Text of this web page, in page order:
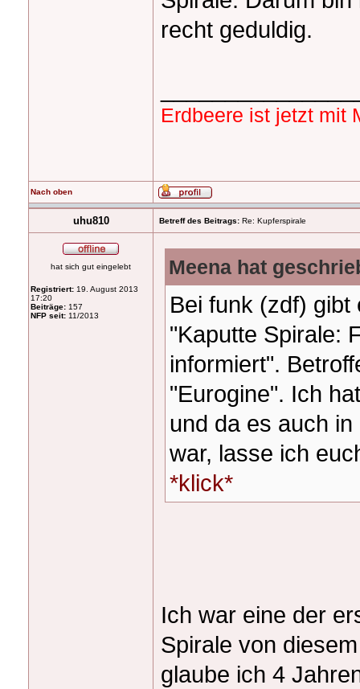
recht geduldig.
Erdbeere ist jetzt mit
Nach oben
uhu810 Betreff des Beitrags: Re: Kupferspirale
hat sich gut eingelebt
Registriert: 19. August 2013
17:20
Beiträge: 157
NFP seit: 11/2013
Meena hat
Bei funk (zdf)
"Kaputte Spirale:
informiert".
"Eurogine". Ich
und da es auch
war, lasse ich
*klick*
Ich war eine der
Spirale von
glaube ich 4